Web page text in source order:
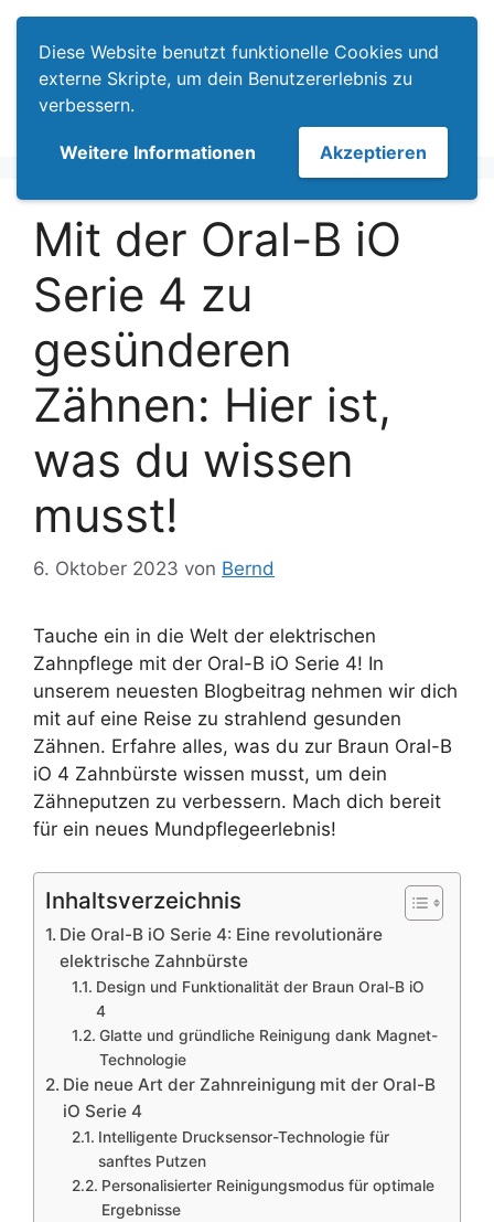
Diese Website benutzt funktionelle Cookies und
externe Skripte, um dein Benutzererlebnis zu
verbessern.
Weitere Informationen Akzeptieren
Zum
Inhalt
springen
Mit der Oral-B iO
Serie 4 zu
gesünderen
Zähnen: Hier ist,
was du wissen
musst!
6. Oktober 2023 von Bernd
Tauche ein in die Welt der elektrischen
Zahnpflege mit der Oral-B iO Serie 4! In
unserem neuesten Blogbeitrag nehmen wir dich
mit auf eine Reise zu strahlend gesunden
Zähnen. Erfahre alles, was du zur Braun Oral-B
iO 4 Zahnbürste wissen musst, um dein
Zähneputzen zu verbessern. Mach dich bereit
für ein neues Mundpflegeerlebnis!
Inhaltsverzeichnis
Die Oral-B iO Serie 4: Eine revolutionäre
elektrische Zahnbürste
Design und Funktionalität der Braun Oral-B iO
4
Glatte und gründliche Reinigung dank Magnet-
Technologie
Die neue Art der Zahnreinigung mit der Oral-B
iO Serie 4
Intelligente Drucksensor-Technologie für
sanftes Putzen
Personalisierter Reinigungsmodus für optimale
Ergebnisse